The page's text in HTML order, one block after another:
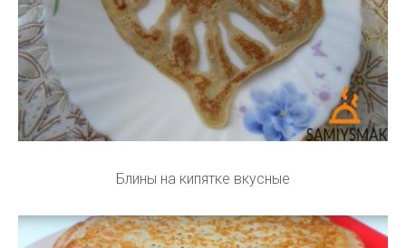
Блины на кипятке вкусные